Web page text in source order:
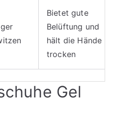
Bietet gute
Belüftung und
hält die Hände
trocken
Gel